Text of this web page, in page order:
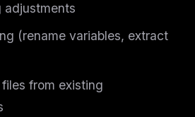
adjustments
(rename variables, extract
from existing